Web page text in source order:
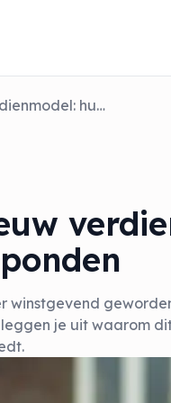
Beleggers zien nieuw verdienmodel: huurwoningen uitponden
winstgevend
je uit waarom